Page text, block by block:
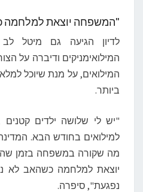
"המשפחה יוצאת למלחמה
לדיון הגיעה גם מיטל
המילואימניקים ודיברה על
המילואים, על מנת שיוכל
ביותר.
"יש לי שלושה ילדים
למילואים בחודש הבא.
מה שקורה במשפחה בזמן
יוצאת למלחמה כשהאב לא
נפגעת", סיפרה.